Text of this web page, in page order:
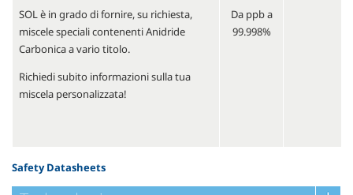
SOL è in grado di fornire, su richiesta,
miscele speciali contenenti Anidride
Carbonica a vario titolo.
Richiedi subito informazioni sulla tua
miscela personalizzata!
Da ppb a
99.998%
Safety Datasheets